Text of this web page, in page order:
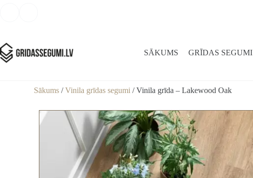
SĀKUMS GRĪDAS SEGUMI
Sākums /Vinila grīdas segumi / Vinila grīda – Lakewood Oak